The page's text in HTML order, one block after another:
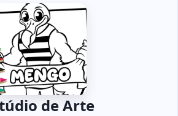
de Arte